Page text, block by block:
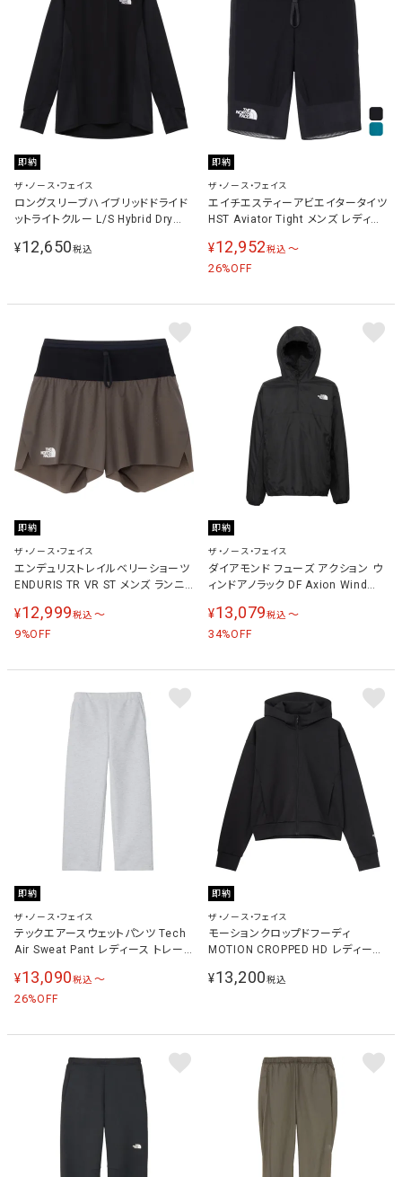
即納
ザ・ノース・フェイス
ロングスリーブハイブリッドドライド
ットライトクルー L/S Hybrid Dry
トレーニングウェア ブラック
¥12,650税込
即納
ザ・ノース・フェイス
エイチエスティーアビエイタータイツ
HST Aviator Tight メンズ レディー
¥12,952税込 〜
26%OFF
即納
ザ・ノース・フェイス
エンデュリストレイルベリーショーツ
ENDURIS TR VR ST メンズ ランニ
ン NB72573 SK
¥12,999税込 〜
9%OFF
即納
ザ・ノース・フェイス
ダイアモンド フューズ アクション ウ
ィンドアノラック DF Axion Wind
ャケット ブラック NP72581 K
¥13,079税込 〜
34%OFF
即納
ザ・ノース・フェイス
テックエアースウェットパンツ Tech
Air Sweat Pant レディース トレー
ミックスグレー NBW62581 WX
¥13,090税込 〜
26%OFF
即納
ザ・ノース・フェイス
モーションクロップドフーディ
MOTION CROPPED HD レディース
ク NTW62697 K
¥13,200税込